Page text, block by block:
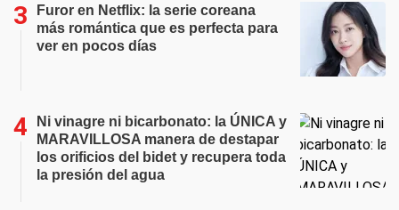
Furor en Netflix: la serie coreana
más romántica que es perfecta para
ver en pocos días
Ni vinagre ni bicarbonato: la ÚNICA y
MARAVILLOSA manera de destapar
los orificios del bidet y recupera toda
la presión del agua